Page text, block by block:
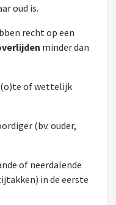
oud is.
recht op een
minder dan
of wettelijk
(bv. ouder,
of neerdalende
in de eerste